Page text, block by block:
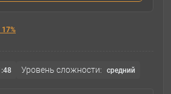
Уровень сложности: cредний